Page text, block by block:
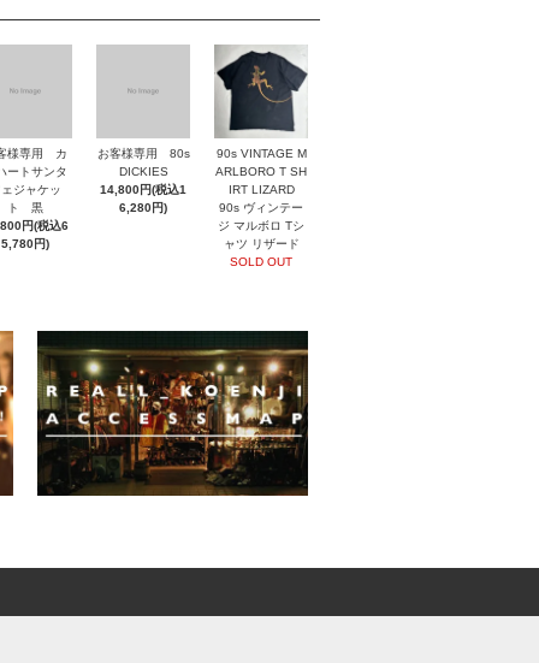
様専用 カ
ートサンタ
ェジャケッ
ト 黒
円(税込6
5,780円)
お客様専用 80s
DICKIES
14,800円(税込1
6,280円)
90s VINTAGE M
ARLBORO T SH
IRT LIZARD
90s ヴィンテー
ジ マルボロ Tシ
ャツ リザード
SOLD OUT